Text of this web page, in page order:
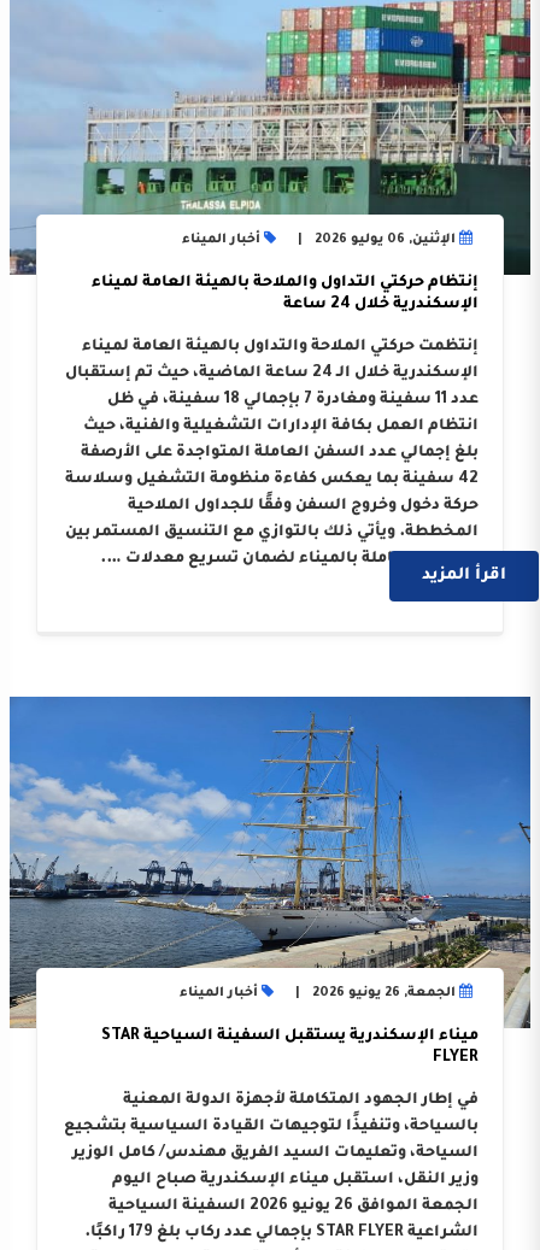
الإثنين, 06 يوليو 2026 أخبار الميناء
إنتظام حركتي التداول والملاحة بالهيئة العامة لميناء
الإسكندرية خلال 24 ساعة
إنتظمت حركتي الملاحة والتداول بالهيئة العامة لميناء
الإسكندرية خلال الـ 24 ساعة الماضية، حيث تم إستقبال
عدد 11 سفينة ومغادرة 7 بإجمالي 18 سفينة، في ظل
انتظام العمل بكافة الإدارات التشغيلية والفنية، حيث
بلغ إجمالي عدد السفن العاملة المتواجدة على الأرصفة
42 سفينة بما يعكس كفاءة منظومة التشغيل وسلاسة
حركة دخول وخروج السفن وفقًا للجداول الملاحية
المخططة. ويأتي ذلك بالتوازي مع التنسيق المستمر بين
الجهات العاملة بالميناء لضمان تسريع معدلات ….
اقرأ المزيد
الجمعة, 26 يونيو 2026 أخبار الميناء
ميناء الإسكندرية يستقبل السفينة السياحية STAR
FLYER
في إطار الجهود المتكاملة لأجهزة الدولة المعنية
بالسياحة، وتنفيذًا لتوجيهات القيادة السياسية بتشجيع
السياحة، وتعليمات السيد الفريق مهندس/ كامل الوزير
وزير النقل، استقبل ميناء الإسكندرية صباح اليوم
الجمعة الموافق 26 يونيو 2026 السفينة السياحية
الشراعية STAR FLYER بإجمالي عدد ركاب بلغ 179 راكبًا.